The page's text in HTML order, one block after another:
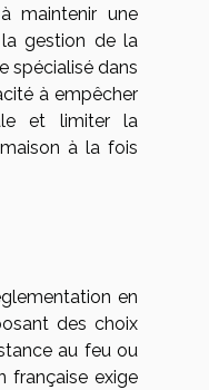
maintenir une
gestion de la
spécialisé dans
à empêcher
et limiter la
à la fois
en
des choix
au feu ou
française exige